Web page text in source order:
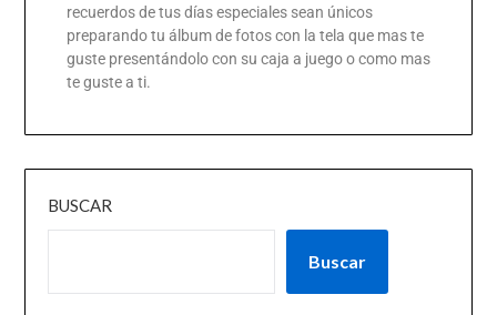
recuerdos de tus días especiales sean únicos
preparando tu álbum de fotos con la tela que mas te
guste presentándolo con su caja a juego o como mas
te guste a ti.
BUSCAR
Buscar